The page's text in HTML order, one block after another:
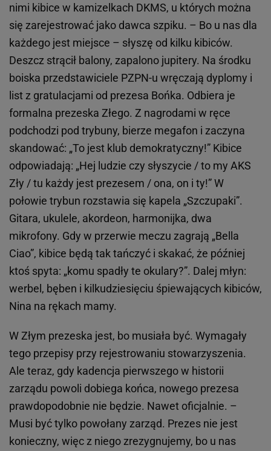
nimi kibice w kamizelkach DKMS, u których można
się zarejestrować jako dawca szpiku. – Bo u nas dla
każdego jest miejsce – słyszę od kilku kibiców.
Deszcz strącił balony, zapalono jupitery. Na środku
boiska przedstawiciele PZPN-u wręczają dyplomy i
list z gratulacjami od prezesa Bońka. Odbiera je
formalna prezeska Złego. Z nagrodami w ręce
podchodzi pod trybuny, bierze megafon i zaczyna
skandować: „To jest klub demokratyczny!” Kibice
odpowiadają: „Hej ludzie czy słyszycie / to my AKS
Zły / tu każdy jest prezesem / ona, on i ty!” W
połowie trybun rozstawia się kapela „Szczupaki”.
Gitara, ukulele, akordeon, harmonijka, dwa
mikrofony. Gdy w przerwie meczu zagrają „Bella
Ciao”, kibice będą tak tańczyć i skakać, że później
ktoś spyta: „komu spadły te okulary?”. Dalej młyn:
werbel, bęben i kilkudziesięciu śpiewających kibiców,
Nina na rękach mamy.
W Złym prezeska jest, bo musiała być. Wymagały
tego przepisy przy rejestrowaniu stowarzyszenia.
Ale teraz, gdy kadencja pierwszego w historii
zarządu powoli dobiega końca, nowego prezesa
prawdopodobnie nie będzie. Nawet oficjalnie. –
Musi być tylko powołany zarząd. Prezes nie jest
konieczny, więc z niego zrezygnujemy, bo u nas